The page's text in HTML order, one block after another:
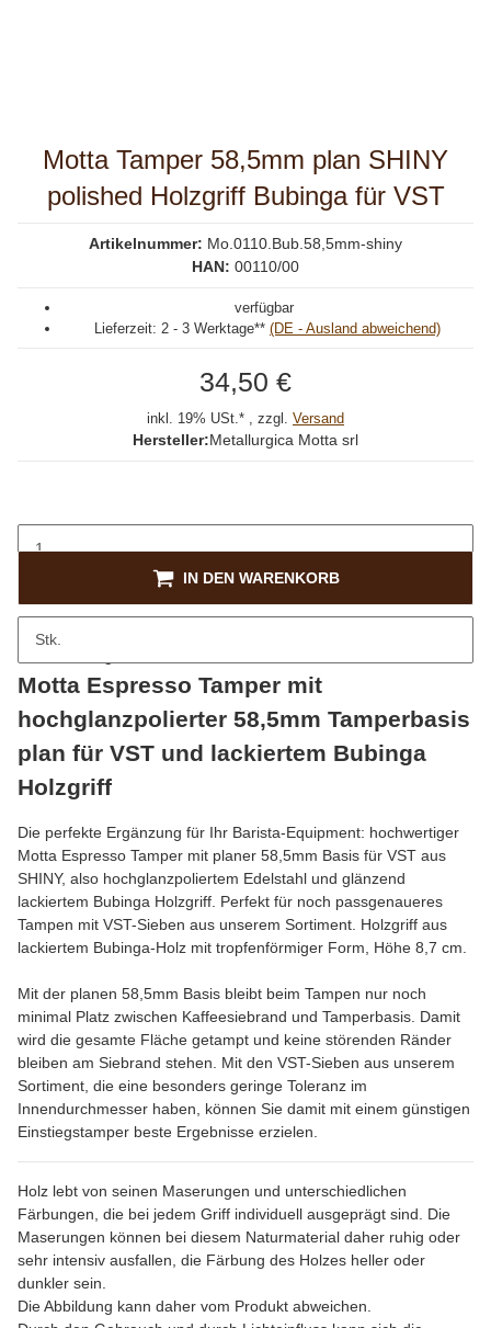
Motta Tamper 58,5mm plan SHINY
polished Holzgriff Bubinga für VST
Artikelnummer: Mo.0110.Bub.58,5mm-shiny
HAN: 00110/00
verfügbar
Lieferzeit: 2 - 3 Werktage** (DE - Ausland abweichend)
34,50 €
inkl. 19% USt.* , zzgl. Versand
Hersteller:Metallurgica Motta srl
Stk.
IN DEN WARENKORB
Motta Espresso Tamper mit
hochglanzpolierter 58,5mm Tamperbasis
plan für VST und lackiertem Bubinga
Holzgriff
Die perfekte Ergänzung für Ihr Barista-Equipment: hochwertiger
Motta Espresso Tamper mit planer 58,5mm Basis für VST aus
SHINY, also hochglanzpoliertem Edelstahl und glänzend
lackiertem Bubinga Holzgriff. Perfekt für noch passgenaueres
Tampen mit VST-Sieben aus unserem Sortiment. Holzgriff aus
lackiertem Bubinga-Holz mit tropfenförmiger Form, Höhe 8,7 cm.
Mit der planen 58,5mm Basis bleibt beim Tampen nur noch
minimal Platz zwischen Kaffeesiebrand und Tamperbasis. Damit
wird die gesamte Fläche getampt und keine störenden Ränder
bleiben am Siebrand stehen. Mit den VST-Sieben aus unserem
Sortiment, die eine besonders geringe Toleranz im
Innendurchmesser haben, können Sie damit mit einem günstigen
Einstiegstamper beste Ergebnisse erzielen.
Holz lebt von seinen Maserungen und unterschiedlichen
Färbungen, die bei jedem Griff individuell ausgeprägt sind. Die
Maserungen können bei diesem Naturmaterial daher ruhig oder
sehr intensiv ausfallen, die Färbung des Holzes heller oder
dunkler sein.
Die Abbildung kann daher vom Produkt abweichen.